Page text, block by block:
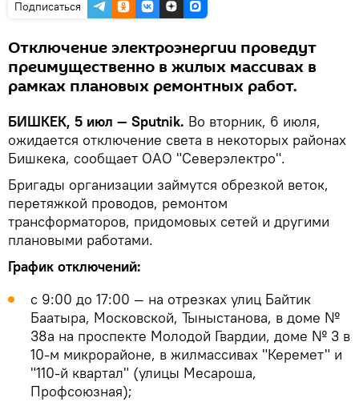
Подписаться
Отключение электроэнергии проведут
преимущественно в жилых массивах в
рамках плановых ремонтных работ.
БИШКЕК, 5 июл — Sputnik. Во вторник, 6 июля,
ожидается отключение света в некоторых районах
Бишкека, сообщает ОАО "Северэлектро".
Бригады организации займутся обрезкой веток,
перетяжкой проводов, ремонтом
трансформаторов, придомовых сетей и другими
плановыми работами.
График отключений:
с 9:00 до 17:00 — на отрезках улиц Байтик
Баатыра, Московской, Тыныстанова, в доме №
38а на проспекте Молодой Гвардии, доме № 3 в
10-м микрорайоне, в жилмассивах "Керемет" и
"110-й квартал" (улицы Месароша,
Профсоюзная);